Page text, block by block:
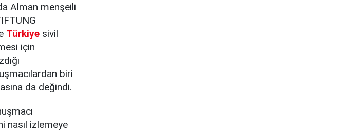
Alman menşeili
Türkiye sivil
için
biri
da değindi.
nasıl izlemeye